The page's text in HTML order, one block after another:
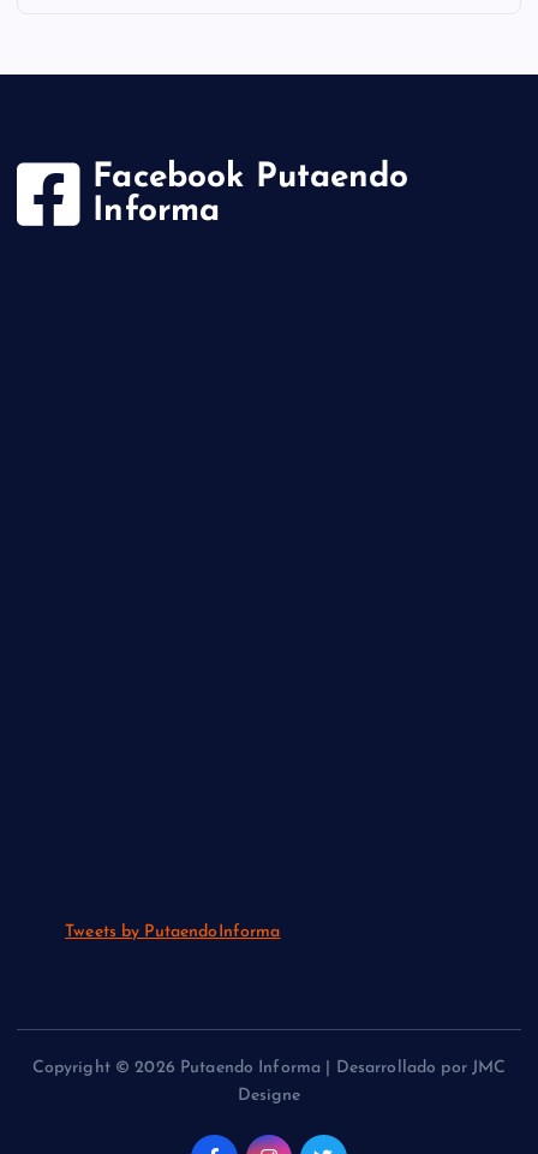
Facebook Putaendo
Informa
Tweets by PutaendoInforma
Copyright © 2026 Putaendo Informa | Desarrollado por JMC
Designe